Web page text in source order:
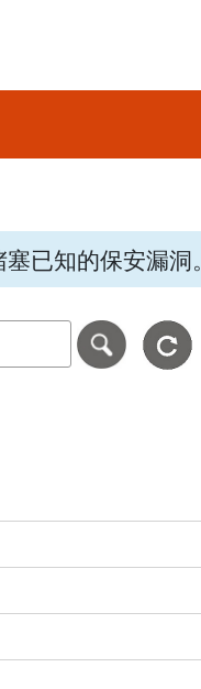
已知的保安漏洞。
月月-年年年年。
安警報